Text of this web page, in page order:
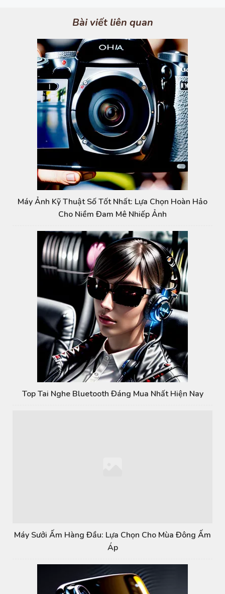
Bài viết liên quan
Máy Ảnh Kỹ Thuật Số Tốt Nhất: Lựa Chọn Hoàn Hảo
Cho Niềm Đam Mê Nhiếp Ảnh
Top Tai Nghe Bluetooth Đáng Mua Nhất Hiện Nay
Máy Sưởi Ấm Hàng Đầu: Lựa Chọn Cho Mùa Đông Ấm
Áp